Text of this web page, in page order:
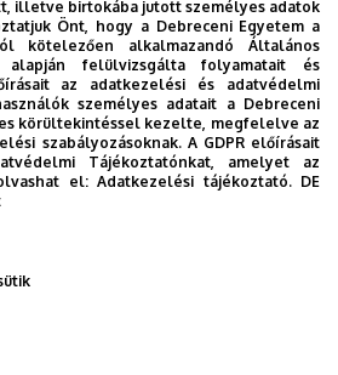
17. 11:18
illetve birtokába jutott személyes adatok
Önt, hogy a Debreceni Egyetem a
kötelezően alkalmazandó Általános
alapján felülvizsgálta folyamatait és
az adatkezelési és adatvédelmi
személyes adatait a Debreceni
körültekintéssel kezelte, megfelelve az
szabályozásoknak. A GDPR előírásait
Tájékoztatónkat, amelyet az
el:Adatkezelési tájékoztató. DE